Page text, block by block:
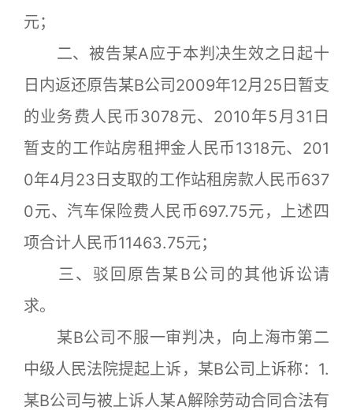
元；
二、被告某A应于本判决生效之日起十
日内返还原告某B公司2009年12月25日暂支
的业务费人民币3078元、2010年5月31日
暂支的工作站房租押金人民币1318元、201
0年4月23日支取的工作站租房款人民币637
0元、汽车保险费人民币697.75元，上述四
项合计人民币11463.75元；
三、驳回原告某B公司的其他诉讼请
求。
某B公司不服一审判决，向上海市第二
中级人民法院提起上诉，某B公司上诉称：1.
某B公司与被上诉人某A解除劳动合同合法有